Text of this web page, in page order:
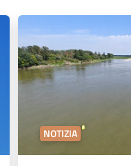
NOTIZIA